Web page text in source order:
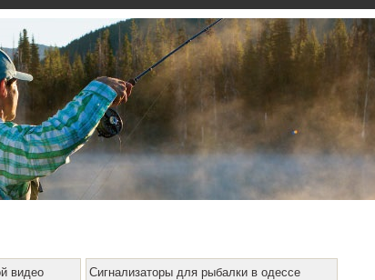
видео Сигнализаторы для рыбалки в одессе